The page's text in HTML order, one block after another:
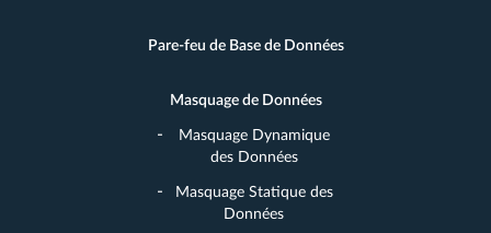
Pare-feu de Base de Données
Masquage de Données
Masquage Dynamique
des Données
Masquage Statique des
Données